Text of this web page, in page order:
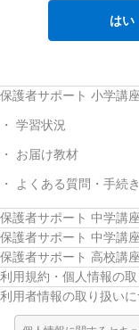
はい
保護者サポート 小学講座
学習状況
お届け教材
よくある質問・手続き
保護者サポート 中学講座
保護者サポート 中学講
保護者サポート 高校講座
利用規約・個人情報の
利用者情報の取り扱いに